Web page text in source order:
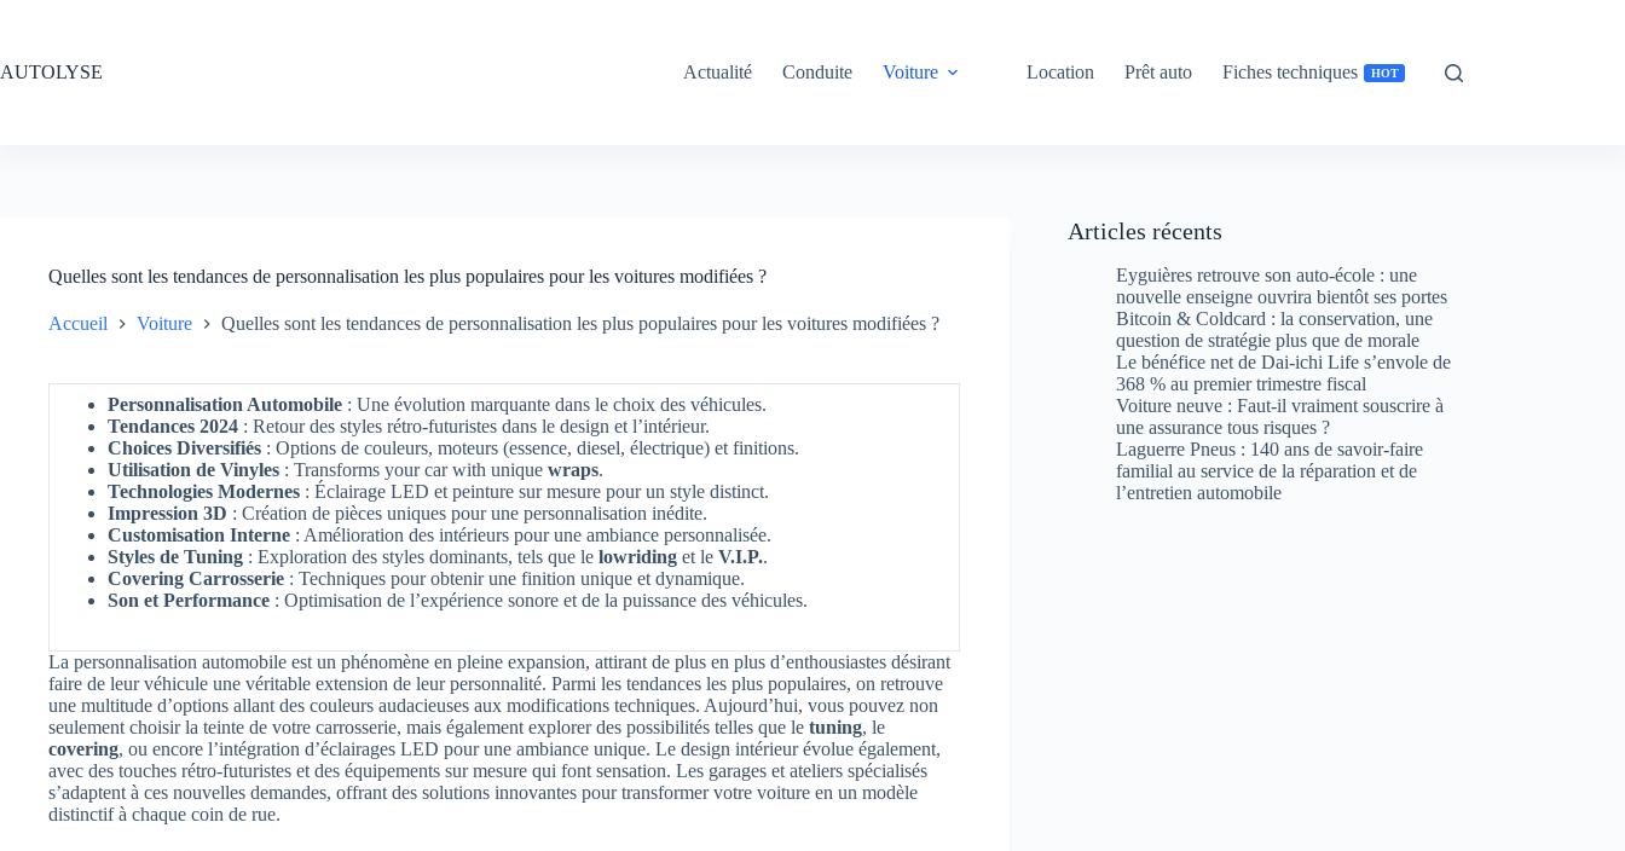
AUTOLYSE
Actualité Conduite Voiture Location Prêt auto Fiches techniques HOT
Quelles sont les tendances de personnalisation les plus populaires pour les voitures modifiées ?
Accueil Voiture Quelles sont les tendances de personnalisation les plus populaires pour les voitures modifiées ?
Personnalisation Automobile : Une évolution marquante dans le choix des véhicules.
Tendances 2024 : Retour des styles rétro-futuristes dans le design et l’intérieur.
Choices Diversifiés : Options de couleurs, moteurs (essence, diesel, électrique) et finitions.
Utilisation de Vinyles : Transforms your car with unique wraps.
Technologies Modernes : Éclairage LED et peinture sur mesure pour un style distinct.
Impression 3D : Création de pièces uniques pour une personnalisation inédite.
Customisation Interne : Amélioration des intérieurs pour une ambiance personnalisée.
Styles de Tuning : Exploration des styles dominants, tels que le lowriding et le V.I.P..
Covering Carrosserie : Techniques pour obtenir une finition unique et dynamique.
Son et Performance : Optimisation de l’expérience sonore et de la puissance des véhicules.
La personnalisation automobile est un phénomène en pleine expansion, attirant de plus en plus d’enthousiastes désirant
faire de leur véhicule une véritable extension de leur personnalité. Parmi les tendances les plus populaires, on retrouve
une multitude d’options allant des couleurs audacieuses aux modifications techniques. Aujourd’hui, vous pouvez non
seulement choisir la teinte de votre carrosserie, mais également explorer des possibilités telles que le tuning, le
covering, ou encore l’intégration d’éclairages LED pour une ambiance unique. Le design intérieur évolue également,
avec des touches rétro-futuristes et des équipements sur mesure qui font sensation. Les garages et ateliers spécialisés
s’adaptent à ces nouvelles demandes, offrant des solutions innovantes pour transformer votre voiture en un modèle
distinctif à chaque coin de rue.
Articles récents
Eyguières retrouve son auto-école : une
nouvelle enseigne ouvrira bientôt ses portes
Bitcoin & Coldcard : la conservation, une
question de stratégie plus que de morale
Le bénéfice net de Dai-ichi Life s’envole de
368 % au premier trimestre fiscal
Voiture neuve : Faut-il vraiment souscrire à
une assurance tous risques ?
Laguerre Pneus : 140 ans de savoir-faire
familial au service de la réparation et de
l’entretien automobile